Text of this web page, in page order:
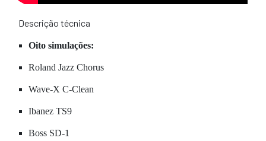
Descrição técnica
Oito simulações:
Roland Jazz Chorus
Wave-X C-Clean
Ibanez TS9
Boss SD-1